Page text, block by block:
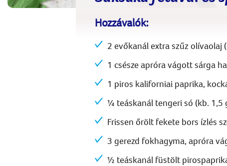
Hozzávalók:
2 evőkanál extra szűz olívaolaj
1 csésze apróra vágott sárga
1 piros kaliforniai paprika,
¼ teáskanál tengeri só (kb. 1,5
Frissen őrölt fekete bors ízlés
3 gerezd fokhagyma, apróra
½ teáskanál füstölt